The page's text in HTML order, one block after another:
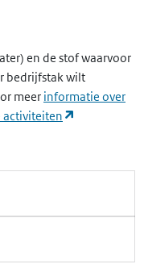
en de stof waarvoor
bedrijfstak wilt
meer informatie over
activiteiten